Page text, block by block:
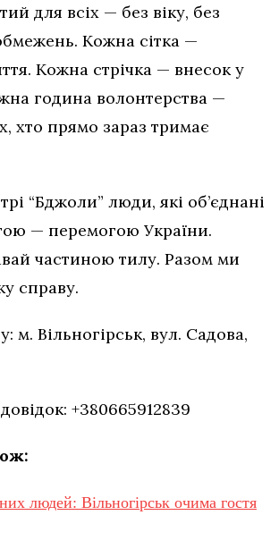
для всіх — без віку, без
Кожна сітка —
Кожна стрічка — внесок у
година волонтерства —
хто прямо зараз тримає
“Бджоли” люди, які об’єднані
— перемогою України.
частиною тилу. Разом ми
справу.
м. Вільногірськ, вул. Садова,
+380665912839
людей: Вільногірськ очима гостя